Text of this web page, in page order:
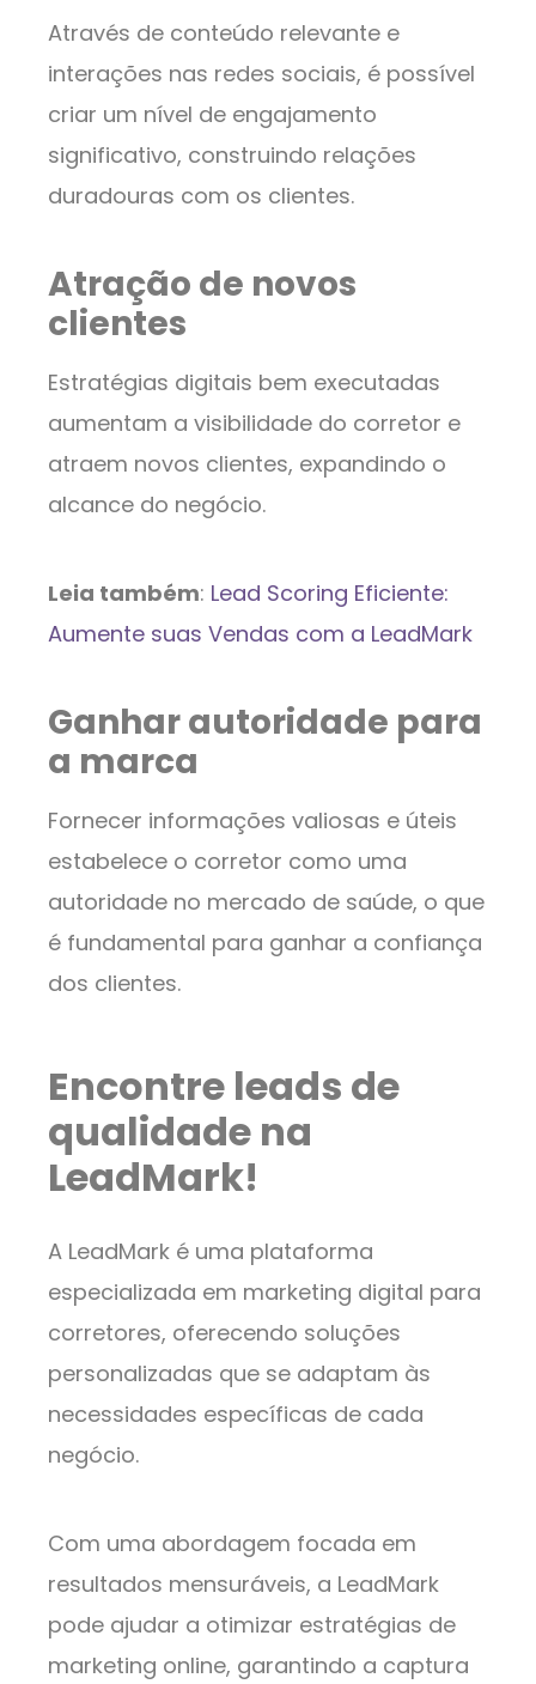
Através de conteúdo relevante e
interações nas redes sociais, é possível
criar um nível de engajamento
significativo, construindo relações
duradouras com os clientes.
Atração de novos
clientes
Estratégias digitais bem executadas
aumentam a visibilidade do corretor e
atraem novos clientes, expandindo o
alcance do negócio.
Leia também: Lead Scoring Eficiente:
Aumente suas Vendas com a LeadMark
Ganhar autoridade para
a marca
Fornecer informações valiosas e úteis
estabelece o corretor como uma
autoridade no mercado de saúde, o que
é fundamental para ganhar a confiança
dos clientes.
Encontre leads de
qualidade na
LeadMark!
A LeadMark é uma plataforma
especializada em marketing digital para
corretores, oferecendo soluções
personalizadas que se adaptam às
necessidades específicas de cada
negócio.
Com uma abordagem focada em
resultados mensuráveis, a LeadMark
pode ajudar a otimizar estratégias de
marketing online, garantindo a captura